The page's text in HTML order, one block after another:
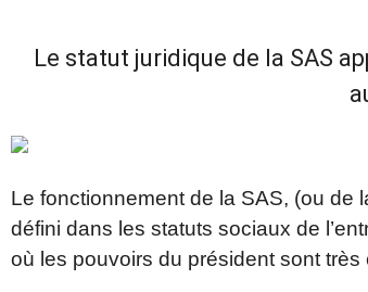
Le statut juridique de la SAS
Le fonctionnement de la SAS, (ou de
défini dans les statuts sociaux de
où les pouvoirs du président sont très